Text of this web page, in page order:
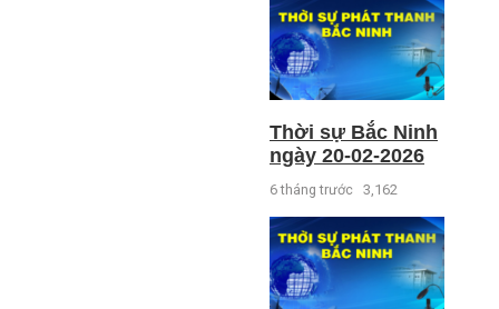
Thời sự Bắc Ninh
ngày 20-02-2026
6 tháng trước 3,162